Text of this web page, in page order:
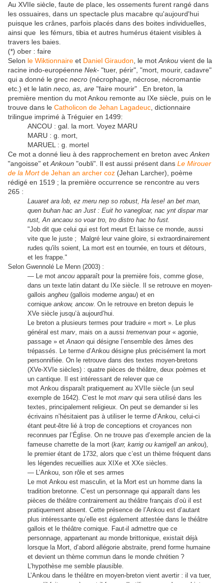
Au XVIIe siècle, faute de place, les ossements furent rangé dans
les ossuaires, dans un spectacle plus macabre qu'aujourd'hui
puisque les crânes, parfois placés dans des boites individuelles,
ainsi que les fémurs, tibia et autres humérus étaient visibles à
travers les baies.
(*) ober : faire
Selon le Wiktionnaire et Daniel Giraudon , le mot Ankou vient de la
racine indo-européenne Nek- "tuer, périr", "mort, mourir, cadavre"
qui a donné le grec necro (nécrophage, nécrose, nécromantie
etc.) et le latin neco, as, are "faire mourir" . En breton, la
première mention du mot Ankou remonte au IXe siècle, puis on le
trouve dans le Catholicon de Jehan Lagadeuc , dictionnaire
trilingue imprimé à Tréguier en 1499:
ANCOU : gal. la mort. Voyez MARU
MARU : g. mort,
MARUEL : g. mortel
Ce mot a donné lieu à des rapprochement en breton avec Anken
"angoisse" et Ankoun "oubli". Il est aussi présent dans Le Mirouer
de la Mortde Jehan an archer coz (Jehan Larcher), poème
rédigé en 1519 ; la première occurrence se rencontre au vers
265 :
Lauaret ara lob, ez meru nep so robust, Ha lese! an bet man,
quen buhan hac an Just : Euit ho vanegloar, nac ynt dispar mar
rust, An ancaou so voar tro, tro distro hac ho fust.
"Job dit que celui qui est fort meurt Et laisse ce monde, aussi
vite que le juste ; Malgré leur vaine gloire, si extraordinairement
rudes qu'ils soient, La mort est en tournée, en tours et détours,
et les frappe."
Selon Gwennolé Le Menn (2003) :
— Le mot ancou apparaît pour la première fois, comme glose,
dans un texte latin datant du IXe siècle. Il se retrouve en moyen-
gallois angheu (gallois moderne angau) et en
cornique ankow, ancow. On le retrouve en breton depuis le
XVe siècle jusqu’à aujourd’hui.
Le breton a plusieurs termes pour traduire « mort ». Le plus
général est marv, mais on a aussi tremenvan pour « agonie,
passage » etAnaon qui désigne l’ensemble des âmes des
trépassés. Le terme d’Ankou désigne plus précisément la mort
personnifiée. On le retrouve dans des textes moyen-bretons
(XVe-XVIe siècles) : quatre pièces de théâtre, deux poèmes et
un cantique. Il est intéressant de relever que ce
mot Ankou disparaît pratiquement au XVIIe siècle (un seul
exemple de 1642). C’est le mot marv qui sera utilisé dans les
textes, principalement religieux. On peut se demander si les
écrivains n’hésitaient pas à utiliser le terme d’Ankou, celui-ci
étant peut-être lié à trop de conceptions et croyances non
reconnues par l’Église. On ne trouve pas d’exemple ancien de la
fameuse charrette de la mort (karr, karrig ou karrigell an ankou),
le premier étant de 1732, alors que c’est un thème fréquent dans
les légendes recueillies aux XIXe et XXe siècles.
— L’Ankou, son rôle et ses armes
Le mot Ankou est masculin, et la Mort est un homme dans la
tradition bretonne. C’est un personnage qui apparaît dans les
pièces de théâtre contrairement au théâtre français d’où il est
pratiquement absent. Cette présence de l’Ankou est d’autant
plus intéressante qu’elle est également attestée dans le théâtre
gallois et le théâtre cornique. Faut-il admettre que ce
personnage, appartenant au monde brittonique, existait déjà
lorsque la Mort, d’abord allégorie abstraite, prend forme humaine
et devient un thème commun dans le monde chrétien ?
L’hypothèse me semble plausible.
L’Ankou dans le théâtre en moyen-breton vient avertir : il va tuer,